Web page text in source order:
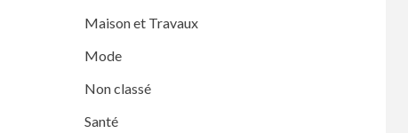
Maison et Travaux
Mode
Non classé
Santé